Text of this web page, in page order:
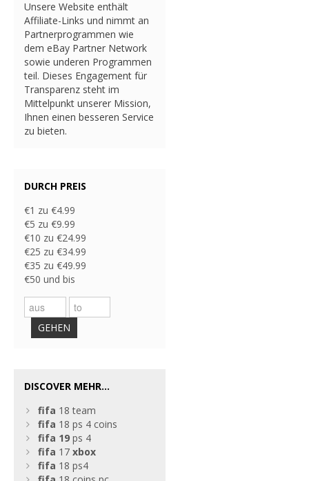
Unsere Website enthält
Affiliate-Links und nimmt an
Partnerprogrammen wie
dem eBay Partner Network
sowie underen Programmen
teil. Dieses Engagement für
Transparenz steht im
Mittelpunkt unserer Mission,
Ihnen einen besseren Service
zu bieten.
DURCH PREIS
€1 zu €4.99
€5 zu €9.99
€10 zu €24.99
€25 zu €34.99
€35 zu €49.99
€50 und bis
GEHEN
DISCOVER MEHR...
fifa 18 team
fifa 18 ps 4 coins
fifa 19 ps 4
fifa 17 xbox
fifa 18 ps4